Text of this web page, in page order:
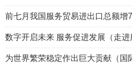
前七月我国服务贸易进出口总额增
数字开启未来 服务促进发展（走进
为世界繁荣稳定作出巨大贡献（国